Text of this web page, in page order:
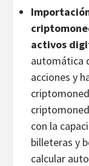
activos
automática
acciones y
con la
billeteras y
calcular